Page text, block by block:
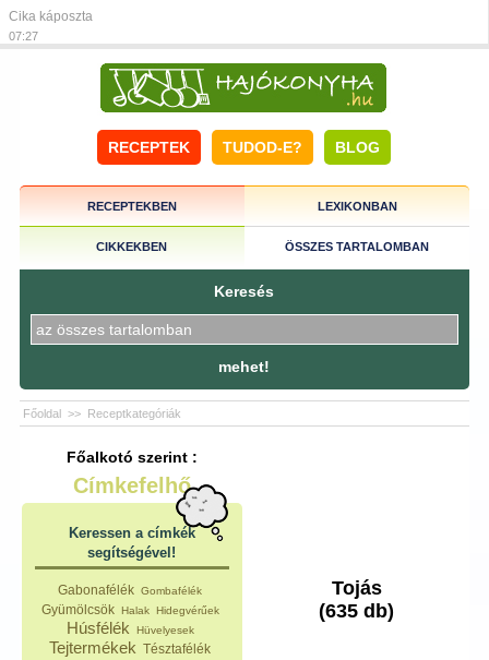
Cika káposzta
07:27
RECEPTEK TUDOD-E? BLOG
RECEPTEKBEN LEXIKONBAN
CIKKEKBEN ÖSSZES TARTALOMBAN
Keresés
mehet!
Főoldal >> Receptkategóriák
Főalkotó szerint :
Címkefelhő
Keressen a címkék
segítségével!
Gabonafélék Gombafélék
Gyümölcsök Halak Hidegvérűek
Húsfélék Hüvelyesek
Tejtermékek Tésztafélék
Tojás
(635 db)